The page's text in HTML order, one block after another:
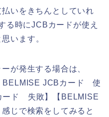
いをきちんとしていれ
る時にJCBカードが使え
います。
が発生する場合は、
BELMISE JCBカード 使
ード 失敗】【BELMISE
じで検索をしてみると